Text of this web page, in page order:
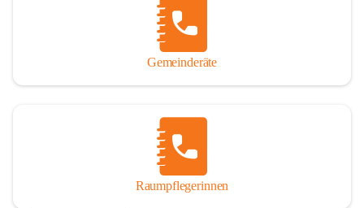
Gemeinderäte
Raumpflegerinnen